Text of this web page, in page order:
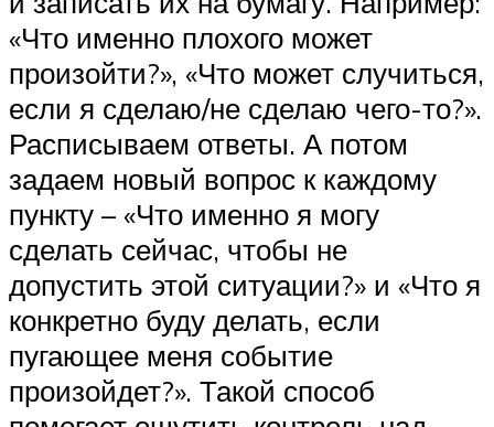
«Что именно плохого может
произойти?», «Что может случиться,
если я сделаю/не сделаю чего-то?».
Расписываем ответы. А потом
задаем новый вопрос к каждому
пункту – «Что именно я могу
сделать сейчас, чтобы не
допустить этой ситуации?» и «Что я
конкретно буду делать, если
пугающее меня событие
произойдет?». Такой способ